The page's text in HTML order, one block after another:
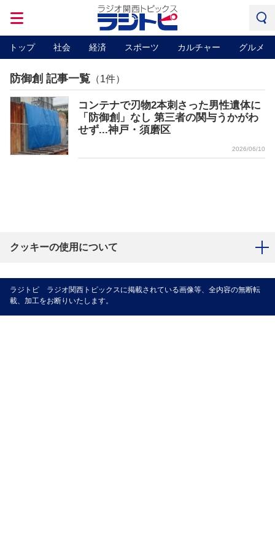
トップ 社会 経済 スポーツ カルチャー グルメ
防御創 記事一覧 （1件）
コンテナで刃物2本刺さった男性遺体に
「防御創」なし 第三者の関与うかがわ
せず...神戸・須磨区
2026/06/10
クッキーの使用について
ラジトピ ラジオ関西トピックスに掲載されている画像等、全内容の無断転
載、加工をお断りいたします。